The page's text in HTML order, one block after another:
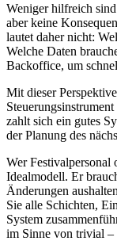
Weniger hilfreich
aber keine
lautet daher nicht:
Welche Daten
Backoffice, um
Mit dieser
zahlt sich ein gutes
der Planung des
Wer Festivalpersonal
Idealmodell. Er
Änderungen
Sie alle Schichten,
System
im Sinne von trivial –